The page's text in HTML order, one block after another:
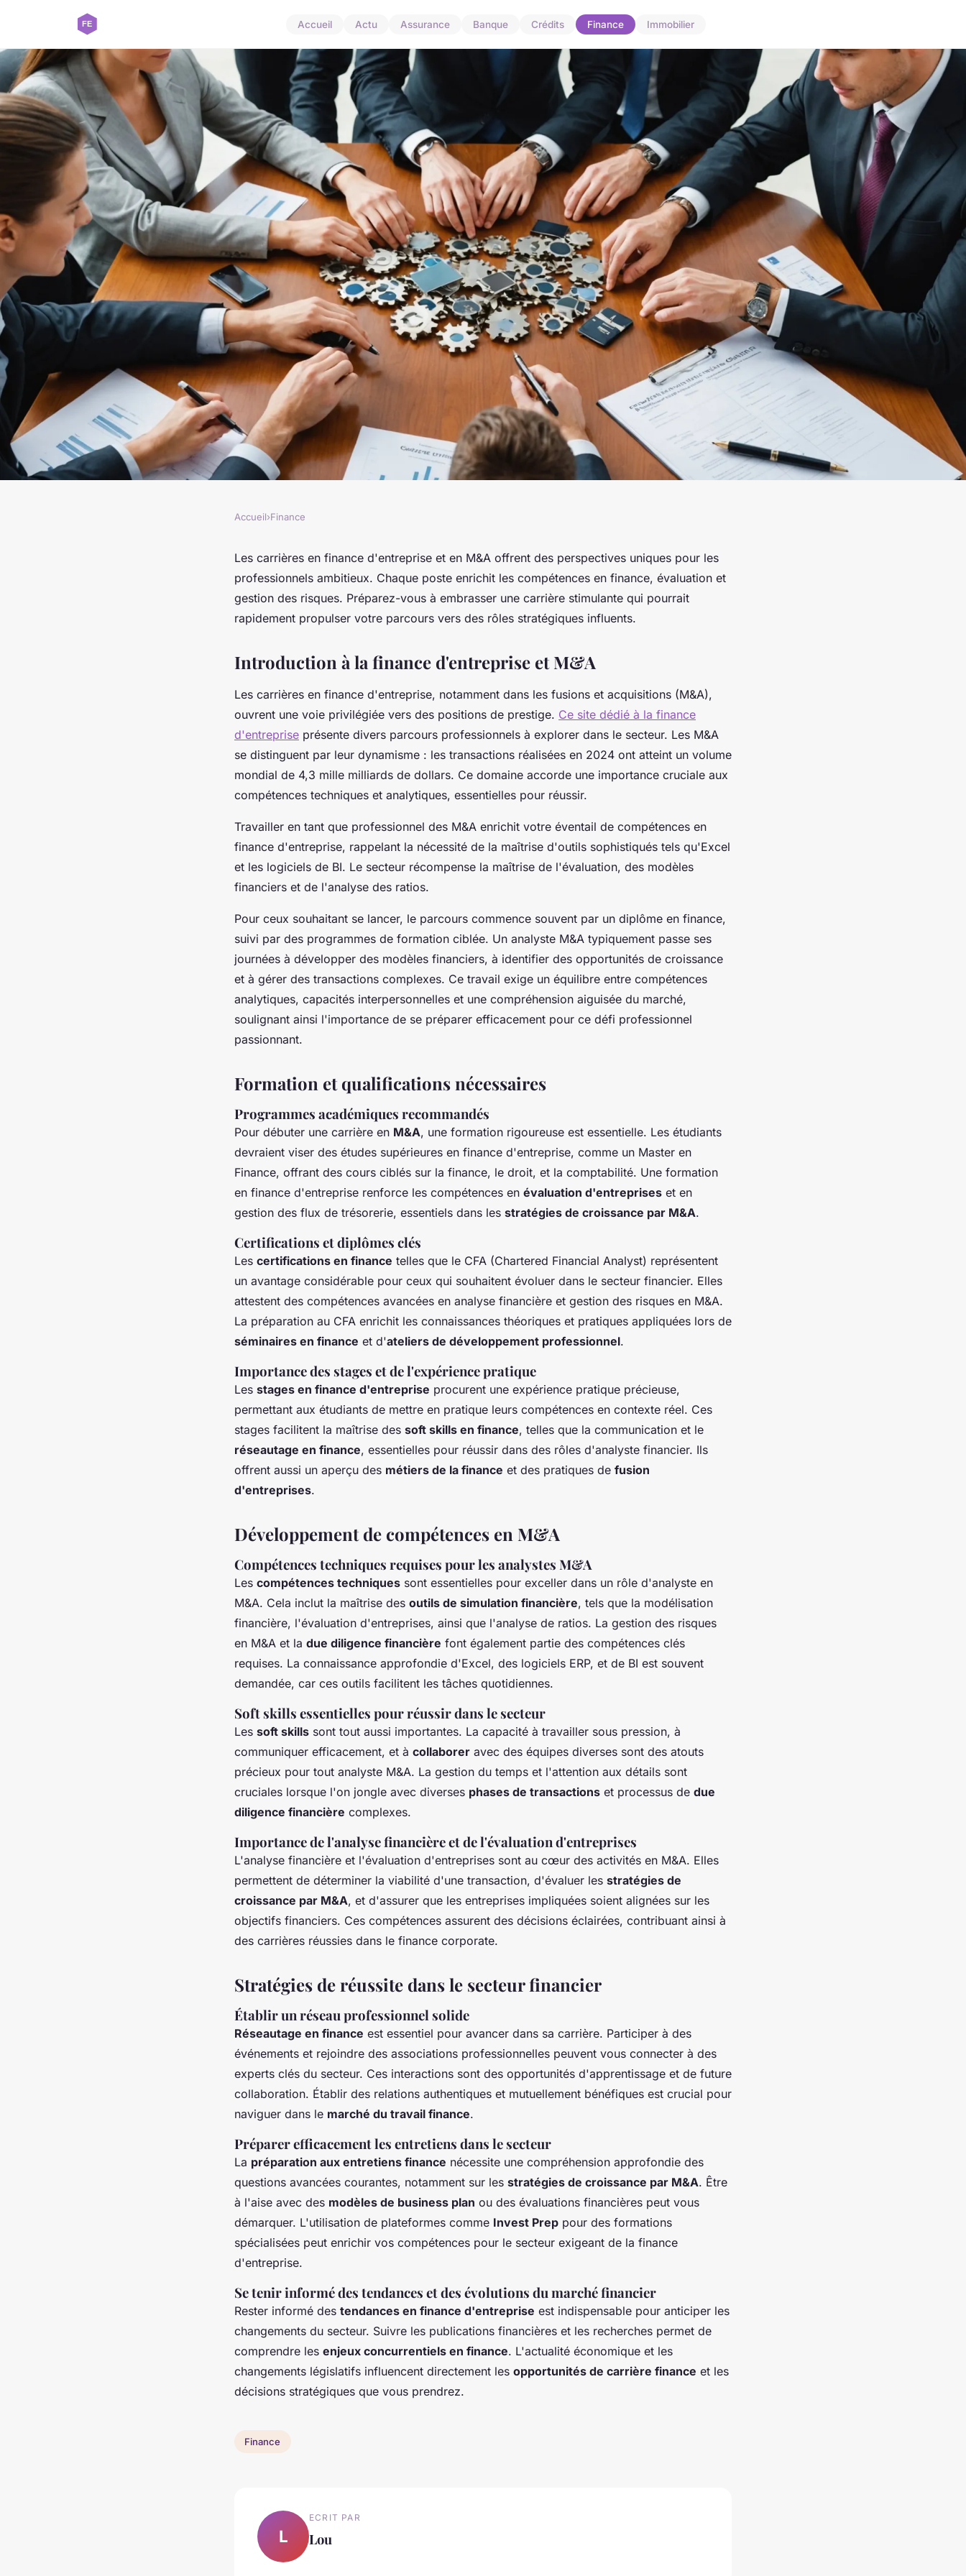
Accueil Actu Assurance Banque Crédits Finance Immobilier
Préparez-vous aux carrières en
finance d'entreprise et M&A
Accueil›Finance
Les carrières en finance d'entreprise et en M&A offrent des perspectives uniques pour les
professionnels ambitieux. Chaque poste enrichit les compétences en finance, évaluation et
gestion des risques. Préparez-vous à embrasser une carrière stimulante qui pourrait
rapidement propulser votre parcours vers des rôles stratégiques influents.
Introduction à la finance d'entreprise et M&A
Les carrières en finance d'entreprise, notamment dans les fusions et acquisitions (M&A),
ouvrent une voie privilégiée vers des positions de prestige. Ce site dédié à la finance
d'entreprise présente divers parcours professionnels à explorer dans le secteur. Les M&A
se distinguent par leur dynamisme : les transactions réalisées en 2024 ont atteint un volume
mondial de 4,3 mille milliards de dollars. Ce domaine accorde une importance cruciale aux
compétences techniques et analytiques, essentielles pour réussir.
Travailler en tant que professionnel des M&A enrichit votre éventail de compétences en
finance d'entreprise, rappelant la nécessité de la maîtrise d'outils sophistiqués tels qu'Excel
et les logiciels de BI. Le secteur récompense la maîtrise de l'évaluation, des modèles
financiers et de l'analyse des ratios.
Pour ceux souhaitant se lancer, le parcours commence souvent par un diplôme en finance,
suivi par des programmes de formation ciblée. Un analyste M&A typiquement passe ses
journées à développer des modèles financiers, à identifier des opportunités de croissance
et à gérer des transactions complexes. Ce travail exige un équilibre entre compétences
analytiques, capacités interpersonnelles et une compréhension aiguisée du marché,
soulignant ainsi l'importance de se préparer efficacement pour ce défi professionnel
passionnant.
Formation et qualifications nécessaires
Programmes académiques recommandés
Pour débuter une carrière en M&A, une formation rigoureuse est essentielle. Les étudiants
devraient viser des études supérieures en finance d'entreprise, comme un Master en
Finance, offrant des cours ciblés sur la finance, le droit, et la comptabilité. Une formation
en finance d'entreprise renforce les compétences en évaluation d'entreprises et en
gestion des flux de trésorerie, essentiels dans les stratégies de croissance par M&A.
Certifications et diplômes clés
Les certifications en finance telles que le CFA (Chartered Financial Analyst) représentent
un avantage considérable pour ceux qui souhaitent évoluer dans le secteur financier. Elles
attestent des compétences avancées en analyse financière et gestion des risques en M&A.
La préparation au CFA enrichit les connaissances théoriques et pratiques appliquées lors de
séminaires en finance et d'ateliers de développement professionnel.
Importance des stages et de l'expérience pratique
Les stages en finance d'entreprise procurent une expérience pratique précieuse,
permettant aux étudiants de mettre en pratique leurs compétences en contexte réel. Ces
stages facilitent la maîtrise des soft skills en finance, telles que la communication et le
réseautage en finance, essentielles pour réussir dans des rôles d'analyste financier. Ils
offrent aussi un aperçu des métiers de la finance et des pratiques de fusion
d'entreprises.
Développement de compétences en M&A
Compétences techniques requises pour les analystes M&A
Les compétences techniques sont essentielles pour exceller dans un rôle d'analyste en
M&A. Cela inclut la maîtrise des outils de simulation financière, tels que la modélisation
financière, l'évaluation d'entreprises, ainsi que l'analyse de ratios. La gestion des risques
en M&A et la due diligence financière font également partie des compétences clés
requises. La connaissance approfondie d'Excel, des logiciels ERP, et de BI est souvent
demandée, car ces outils facilitent les tâches quotidiennes.
Soft skills essentielles pour réussir dans le secteur
Les soft skills sont tout aussi importantes. La capacité à travailler sous pression, à
communiquer efficacement, et à collaborer avec des équipes diverses sont des atouts
précieux pour tout analyste M&A. La gestion du temps et l'attention aux détails sont
cruciales lorsque l'on jongle avec diverses phases de transactions et processus de due
diligence financière complexes.
Importance de l'analyse financière et de l'évaluation d'entreprises
L'analyse financière et l'évaluation d'entreprises sont au cœur des activités en M&A. Elles
permettent de déterminer la viabilité d'une transaction, d'évaluer les stratégies de
croissance par M&A, et d'assurer que les entreprises impliquées soient alignées sur les
objectifs financiers. Ces compétences assurent des décisions éclairées, contribuant ainsi à
des carrières réussies dans le finance corporate.
Stratégies de réussite dans le secteur financier
Établir un réseau professionnel solide
Réseautage en finance est essentiel pour avancer dans sa carrière. Participer à des
événements et rejoindre des associations professionnelles peuvent vous connecter à des
experts clés du secteur. Ces interactions sont des opportunités d'apprentissage et de future
collaboration. Établir des relations authentiques et mutuellement bénéfiques est crucial pour
naviguer dans le marché du travail finance.
Préparer efficacement les entretiens dans le secteur
La préparation aux entretiens finance nécessite une compréhension approfondie des
questions avancées courantes, notamment sur les stratégies de croissance par M&A. Être
à l'aise avec des modèles de business plan ou des évaluations financières peut vous
démarquer. L'utilisation de plateformes comme Invest Prep pour des formations
spécialisées peut enrichir vos compétences pour le secteur exigeant de la finance
d'entreprise.
Se tenir informé des tendances et des évolutions du marché financier
Rester informé des tendances en finance d'entreprise est indispensable pour anticiper les
changements du secteur. Suivre les publications financières et les recherches permet de
comprendre les enjeux concurrentiels en finance. L'actualité économique et les
changements législatifs influencent directement les opportunités de carrière finance et les
décisions stratégiques que vous prendrez.
Finance
L
ECRIT PAR
Lou